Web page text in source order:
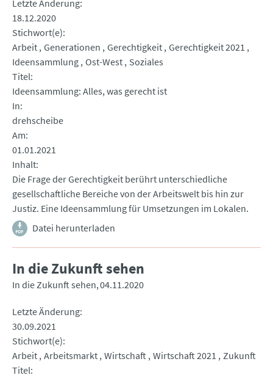
Letzte Änderung
18.12.2020
Stichwort(e)
Arbeit Generationen Gerechtigkeit Gerechtigkeit 2021
Ideensammlung Ost-West Soziales
Titel
Ideensammlung: Alles, was gerecht ist
In
drehscheibe
Am
01.01.2021
Inhalt
Die Frage der Gerechtigkeit berührt unterschiedliche
gesellschaftliche Bereiche von der Arbeitswelt bis hin zur
Justiz. Eine Ideensammlung für Umsetzungen im Lokalen.
Datei herunterladen
In die Zukunft sehen
In die Zukunft sehen 04.11.2020
Letzte Änderung
30.09.2021
Stichwort(e)
Arbeit Arbeitsmarkt Wirtschaft Wirtschaft 2021 Zukunft
Titel